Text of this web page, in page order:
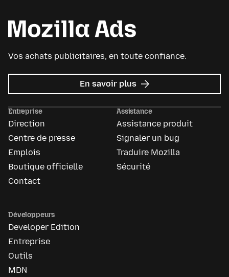
Vos achats publicitaires, en toute confiance.
En savoir plus sur
Mozilla
Entreprise
Direction
Centre de presse
Emplois
Boutique officielle
Contact
Assistance
Assistance produit
Signaler un bug
Traduire Mozilla
Sécurité
Développeurs
Developer Edition
Entreprise
Outils
MDN